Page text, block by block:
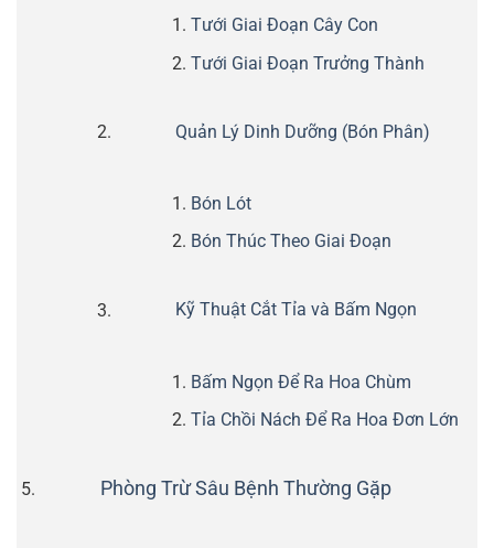
Tưới Giai Đoạn Cây Con
Tưới Giai Đoạn Trưởng Thành
Quản Lý Dinh Dưỡng (Bón Phân)
Bón Lót
Bón Thúc Theo Giai Đoạn
Kỹ Thuật Cắt Tỉa và Bấm Ngọn
Bấm Ngọn Để Ra Hoa Chùm
Tỉa Chồi Nách Để Ra Hoa Đơn Lớn
Phòng Trừ Sâu Bệnh Thường Gặp